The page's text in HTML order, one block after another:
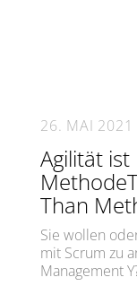
26. MAI 2021
Agilität
Than
Sie wollen
mit Scrum zu
Management